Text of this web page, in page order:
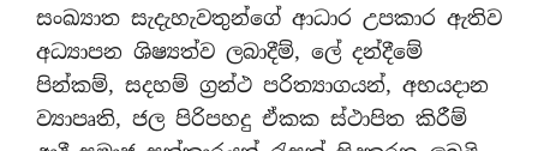
සංඛ්‍යාත සැදැහැවතුන්ගේ ආධාර උපකාර ඇතිව
අධ්‍යාපන ශිෂ්‍යත්ව ලබාදීම්, ලේ දන්දීමේ
පින්කම්, සදහම් ග්‍රන්ථ පරිත්‍යාගයන්, අභයදාන
ව්‍යාපෘති, ජල පිරිපහදු ඒකක ස්ථාපිත කිරීම්